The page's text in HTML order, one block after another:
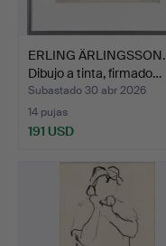
ERLING ÄRLINGSSON.
Dibujo a tinta, firmado…
Subastado 30 abr 2026
14 pujas
191 USD